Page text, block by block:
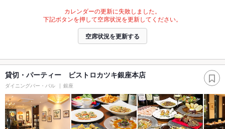
カレンダーの更新に失敗しました。
下記ボタンを押して空席状況を更新してください。
空席状況を更新する
貸切・パーティー ビストロカツキ銀座本店
ダイニングバー・バル 銀座